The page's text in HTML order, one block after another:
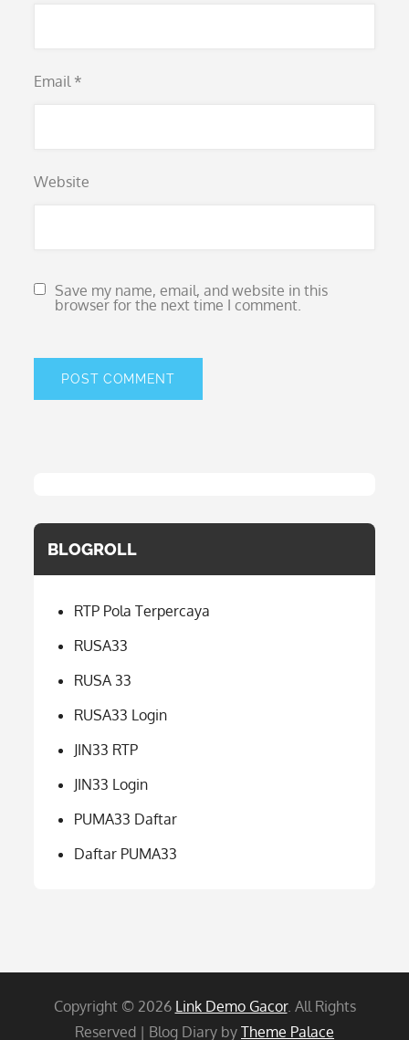
Email *
Website
Save my name, email, and website in this
browser for the next time I comment.
BLOGROLL
RTP Pola Terpercaya
RUSA33
RUSA 33
RUSA33 Login
JIN33 RTP
JIN33 Login
PUMA33 Daftar
Daftar PUMA33
Copyright © 2026 Link Demo Gacor. All Rights
Reserved | Blog Diary by Theme Palace